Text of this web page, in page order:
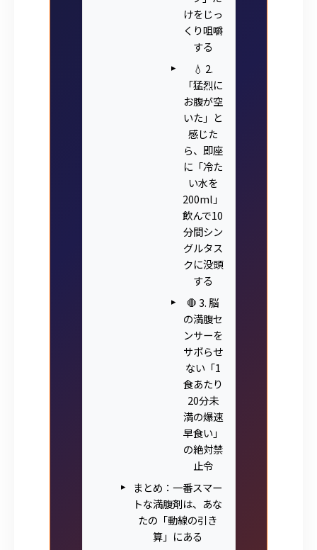
けをじっ
くり咀嚼
する
💧 2.
「猛烈に
お腹が空
いた」と
感じた
ら、即座
に「冷た
い水を
200ml」
飲んで10
分間シン
グルタス
クに没頭
する
🛑 3. 脳
の満腹セ
ンサーを
サボらせ
ない「1
食あたり
20分未
満の爆速
早食い」
の絶対禁
止令
まとめ：一番スマー
トな満腹剤は、あな
たの「動線の引き
算」にある